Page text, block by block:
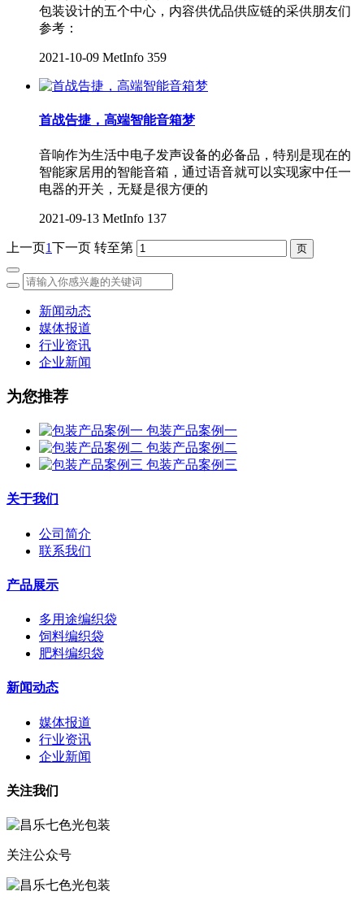
包装设计的五个中心，内容供优品供应链的采供朋友们
参考：
2021-10-09 MetInfo 359
首战告捷，高端智能音箱梦
音响作为生活中电子发声设备的必备品，特别是现在的
智能家居用的智能音箱，通过语音就可以实现家中任一
电器的开关，无疑是很方便的
2021-09-13 MetInfo 137
上一页1下一页 转至第
新闻动态
媒体报道
行业资讯
企业新闻
为您推荐
包装产品案例一
包装产品案例二
包装产品案例三
关于我们
公司简介
联系我们
产品展示
多用途编织袋
饲料编织袋
肥料编织袋
新闻动态
媒体报道
行业资讯
企业新闻
关注我们
关注公众号